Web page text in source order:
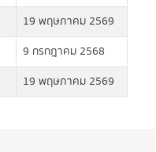
19 พฤษภาคม 2569
9 กรกฎาคม 2568
19 พฤษภาคม 2569